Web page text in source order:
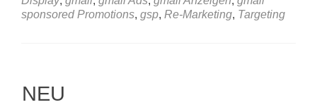
Native
Gmail
sponsored Promotions, gsp, Re-Marketing, Targeting
NEU